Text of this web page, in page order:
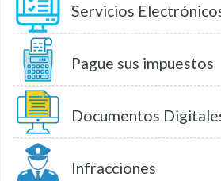
Servicios
Pague sus impuestos
Documentos
Infracciones